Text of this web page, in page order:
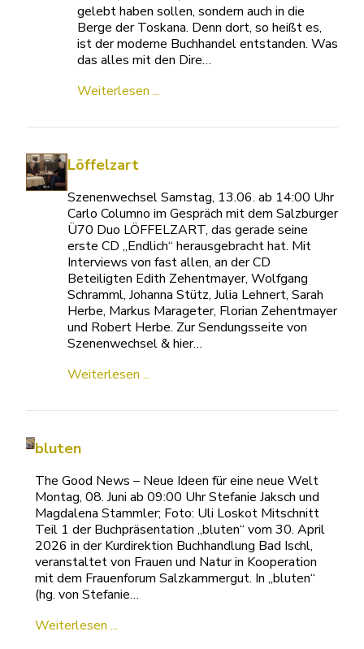
gelebt haben sollen, sondern auch in die
Berge der Toskana. Denn dort, so heißt es,
ist der moderne Buchhandel entstanden. Was
das alles mit den Dire…
Weiterlesen ...
Löffelzart
Szenenwechsel Samstag, 13.06. ab 14:00 Uhr
Carlo Columno im Gespräch mit dem Salzburger
Ü70 Duo LÖFFELZART, das gerade seine
erste CD „Endlich“ herausgebracht hat. Mit
Interviews von fast allen, an der CD
Beteiligten Edith Zehentmayer, Wolfgang
Schramml, Johanna Stütz, Julia Lehnert, Sarah
Herbe, Markus Marageter, Florian Zehentmayer
und Robert Herbe. Zur Sendungsseite von
Szenenwechsel & hier…
Weiterlesen ...
bluten
The Good News – Neue Ideen für eine neue
Welt Montag, 08. Juni ab 09:00 Uhr Stefanie
Jaksch und Magdalena Stammler; Foto: Uli
Loskot Mitschnitt Teil 1 der
Buchpräsentation „bluten“ vom 30. April
2026 in der Kurdirektion Buchhandlung Bad
Ischl, veranstaltet von Frauen und Natur in
Kooperation mit dem Frauenforum